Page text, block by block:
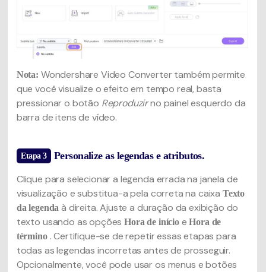
Nota: Wondershare Video Converter também permite
que você visualize o efeito em tempo real, basta
pressionar o botão Reproduzirno painel esquerdo da
barra de itens de vídeo.
Etapa 3 Personalize as legendas e atributos.
Clique para selecionar a legenda errada na janela de
visualização e substitua-a pela correta na caixa Texto
da legendaà direita. Ajuste a duração da exibição do
texto usando as opçõesHora de início eHora de
término . Certifique-se de repetir essas etapas para
todas as legendas incorretas antes de prosseguir.
Opcionalmente, você pode usar os menus e botões